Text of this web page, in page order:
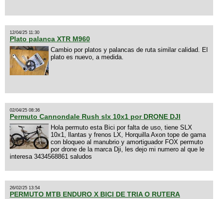
12/04/25 11:30
Plato palanca XTR M960
Cambio por platos y palancas de ruta similar calidad. El
plato es nuevo, a medida.
02/04/25 08:36
Permuto Cannondale Rush slx 10x1 por DRONE DJI
Hola permuto esta Bici por falta de uso, tiene SLX
10x1, llantas y frenos LX, Horquilla Axon tope de gama
con bloqueo al manubrio y amortiguador FOX permuto
por drone de la marca Dji, les dejo mi numero al que le
interesa 3434568861 saludos
26/02/25 13:54
PERMUTO MTB ENDURO X BICI DE TRIA O RUTERA